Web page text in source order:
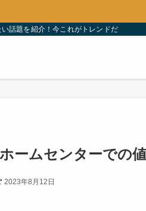
話題を紹介！今これがトレンドだ
ホームセンターでの
2023年8月12日